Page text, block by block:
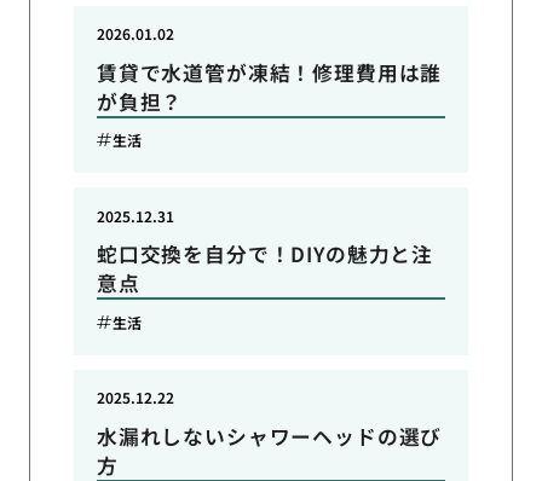
賃貸で水道管が凍結！修理費用は誰
が負担？
2026.01.02
生活
蛇口交換を自分で！DIYの魅力と注
意点
2025.12.31
生活
水漏れしないシャワーヘッドの選び
方
2025.12.22